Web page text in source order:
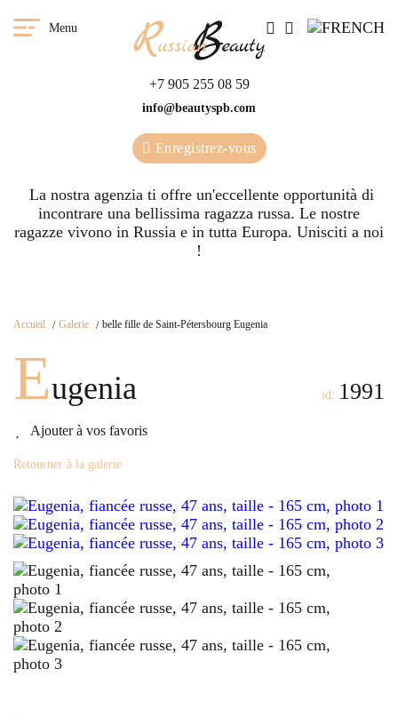
Menu
+7 905 255 08 59
info@beautyspb.com
Enregistrez-vous
La nostra agenzia ti offre un'eccellente opportunità di
incontrare una bellissima ragazza russa. Le nostre
ragazze vivono in Russia e in tutta Europa. Unisciti a noi
!
Accueil Galerie belle fille de Saint-Pétersbourg Eugenia
Eugenia
Ajouter à vos favoris
id: 1991
Retourner à la galerie